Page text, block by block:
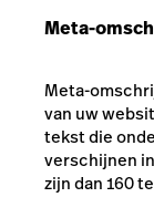
Meta-
Meta-
van uw
tekst die
verschijnen
zijn dan 160